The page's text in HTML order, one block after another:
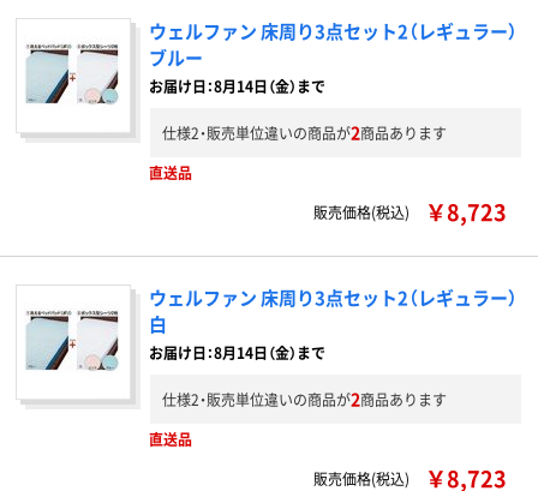
ウェルファン 床周り3点セット2（レギュラー）
ブルー
お届け日：8月14日（金）まで
仕様2・販売単位違いの商品が2商品あります
直送品
販売価格(税込)
￥8,723
ウェルファン 床周り3点セット2（レギュラー）
白
お届け日：8月14日（金）まで
仕様2・販売単位違いの商品が2商品あります
直送品
販売価格(税込)
￥8,723